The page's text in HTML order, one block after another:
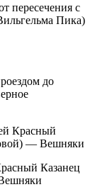
пересечения с
Пика)
до
Красный
— Вешняки
Казанец